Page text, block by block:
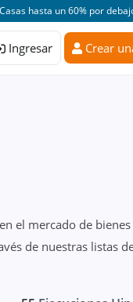
hasta un 60% por
Ingresar Crear
el mercado de bienes
de nuestras listas